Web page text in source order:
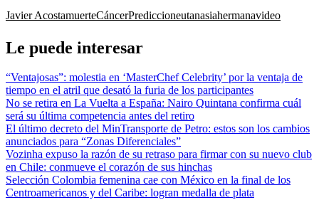
Javier AcostamuerteCáncerPrediccioneutanasiahermanavideo
Le puede interesar
“Ventajosas”: molestia en ‘MasterChef Celebrity’ por la ventaja de
tiempo en el atril que desató la furia de los participantes
No se retira en La Vuelta a España: Nairo Quintana confirma cuál
será su última competencia antes del retiro
El último decreto del MinTransporte de Petro: estos son los cambios
anunciados para “Zonas Diferenciales”
Vozinha expuso la razón de su retraso para firmar con su nuevo club
en Chile: conmueve el corazón de sus hinchas
Selección Colombia femenina cae con México en la final de los
Centroamericanos y del Caribe: logran medalla de plata